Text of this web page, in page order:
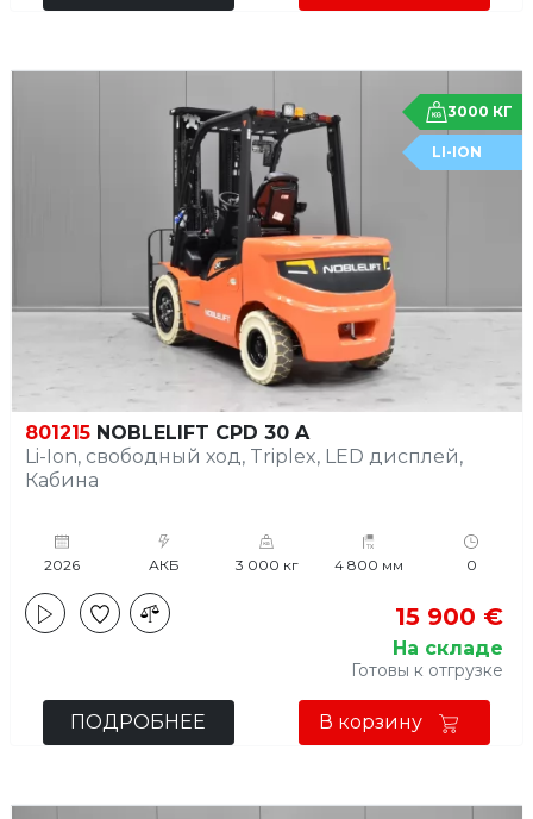
3000 КГ
LI-ION
801215 NOBLELIFT CPD 30 A
Li-Ion, свободный ход, Triplex, LED дисплей,
Кабина
2026 АКБ 3 000 кг 4 800 мм 0
15 900 €
На складе
Готовы к отгрузке
ПОДРОБНЕЕ В корзину